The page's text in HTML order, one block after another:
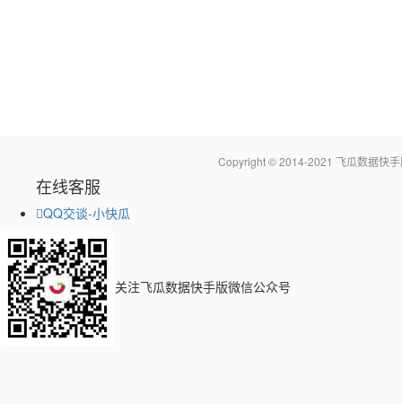
Copyright © 2014-2021 飞瓜数据快
在线客服
QQ交谈-小快瓜
关注飞瓜数据快手版微信公众号